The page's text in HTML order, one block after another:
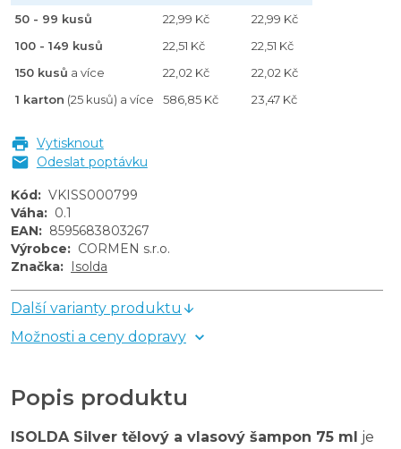
50 - 99 kusů
22,99 Kč
22,99 Kč
100 - 149 kusů
22,51 Kč
22,51 Kč
150 kusů a více 22,02 Kč
22,02 Kč
1 karton (25 kusů) a více 586,85 Kč 23,47 Kč
Vytisknout
Odeslat poptávku
Kód: VKISS000799
Váha: 0.1
EAN: 8595683803267
Výrobce: CORMEN s.r.o.
Značka: Isolda
Další varianty produktu
Možnosti a ceny dopravy
Popis produktu
ISOLDA Silver tělový a vlasový šampon 75 ml je